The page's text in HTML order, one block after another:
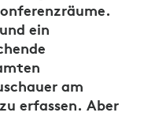
ein
am
erfassen. Aber